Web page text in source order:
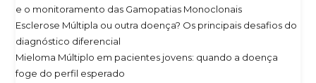
e o monitoramento das Gamopatias Monoclonais
Esclerose Múltipla ou outra doença? Os principais desafios do
diagnóstico diferencial
Mieloma Múltiplo em pacientes jovens: quando a doença
foge do perfil esperado